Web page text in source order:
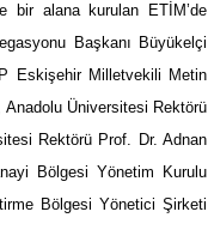
bir alana kurulan ETİM’de
Başkanı Büyükelçi
Eskişehir Milletvekili Metin
Üniversitesi Rektörü
Rektörü Prof. Dr. Adnan
Bölgesi Yönetim Kurulu
Bölgesi Yönetici Şirketi